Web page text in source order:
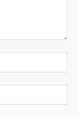
:*
:*